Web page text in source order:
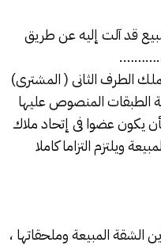
قد آلت إليه عن طريق
الطرف الثانى ( المشترى)
الطبقات المنصوص عليها
يكون عضوا فى إتحاد ملاك
ويلتزم التزاما كاملا
الشقةالمبيعة وملحقاتها ،